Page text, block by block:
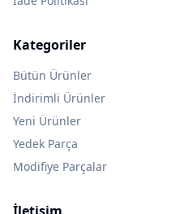
Kategoriler
Bütün Ürünler
İndirimli Ürünler
Yeni Ürünler
Yedek Parça
Modifiye Parçalar